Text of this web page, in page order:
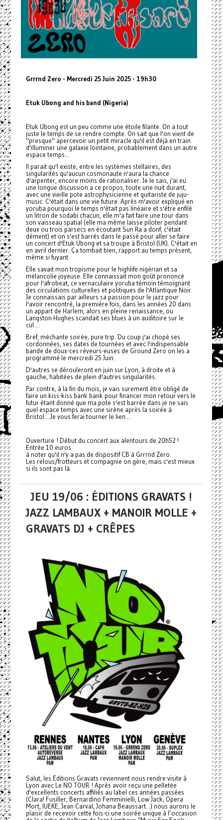
Grrrnd Zero - Mercredi 25 Juin 2025 - 19h30
Etuk Ubong and his band (Nigeria)
Etuk Ubong est un peu comme une étoile filante. On a tout
juste le temps de se rendre compte. On sait que l'on vient de
"presque" apercevoir un petit miracle qu'il est déjà en train
d'illuminer une galaxie lointaine, probablement dans un autre
espace temps...
Il parait qu'l existe, entre les systèmes stellaires, des
singularités qu'aucun cosmonaute n'aura la chance
d'arpenter, encore moins de rationaliser. Je le sais, j'ai eu
une longue discussion a ce propos, toute une nuit durant,
avec une vieille pote astrophysicienne et guitariste de juju-
music. C'était dans une vie future. Après m'avoir expliqué en
yoruba pourquoi le temps n'était pas linéaire et s'étre enfilé
un litron de sodabi chacun, elle m'a fait faire une tour dans
son vaisseau spatial (elle ma même laisse piloter pendant
deux ou trois parsecs en écoutant Sun Ra a donf, c'était
dément) et on s'est barrés dans le passé pour aller se faire
un concert d'Etuk Ubong et sa troupe à Bristol (UK). C'était en
en avril dernier. Ça tombait bien, rapport au temps présent,
même si fuyant.
Elle savait mon tropisme pour le highlife nigérian et sa
mélancolie joyeuse. Elle connaissait mon goût prononcé
pour l'afrobeat, ce vernaculaire yoruba témoin témoignant
des circulations culturelles et politiques de l'Atlantique Noir.
Je connaissais par ailleurs sa passion pour le jazz pour
l'avoir rencontré, la première fois, dans les années 20 dans
un appart de Harlem, alors en pleine renaissance, ou
Langston Hughes scandait ses blues à un auditoire sur le
cul....
Bref, méchante soirée, pure trip. Du coup j'ai chopé ses
cordonnées, ses dates de tournées et avec l'indispensable
bande de doux-ces réveurs-euses de Ground Zero on les a
programmé le mercredi 25 Juin.
D'autres se dérouleront en juin sur Lyon, à droite et à
gauche, habitées de plein d'autres singularités.
Par contre, à la fin du mois, je vais surement être obligé de
faire un kiss-kiss bank bank pour financer mon retour vers le
futur étant donné que ma pote s'est barrée dans je ne sais
quel espace temps avec une sirène après la soirée à
Bristol....Je vous ferai tourner le lien....
Ouverture ! Début du concert aux alentours de 20h52 !
Entrée 10 euros
à noter qu'il n'y a pas de dispositif CB à Grrrnd Zero.
Les relous/frotteurs et compagnie on gère, mais c'est mieux
si ils sont pas là.
JEU 19/06 : ÉDITIONS GRAVATS !
JAZZ LAMBAUX + MANOIR MOLLE +
GRAVATS DJ + CRÊPES
Salut, les Éditions Gravats reviennent nous rendre visite à
Lyon avec Le NO TOUR ! Après avoir reçu une pelletée
d'excellents concerts affiliés au label ces années passées
(Clara! Fusiller, Bernardino Femminielli, Low Jack, Opera
Mort, IUEKE, Jean Carval, Johana Beaussart...) nous aurons le
plaisir de recevoir cette fois-ci une soirée unique à l’occasion